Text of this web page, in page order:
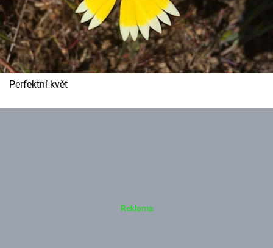
Perfektní květ